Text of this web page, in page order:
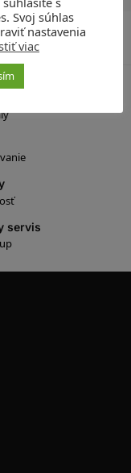
,Blúzky a topy
servis
Svoj súhlas
nastavenia
viac